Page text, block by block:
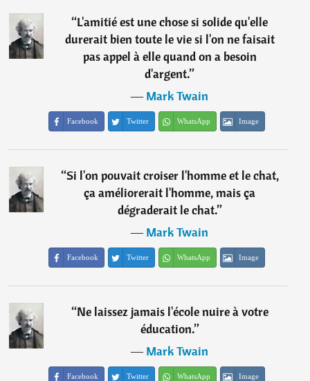
“L'amitié est une chose si solide qu'elle
durerait bien toute le vie si l'on ne faisait
pas appel à elle quand on a besoin
d'argent.”
―Mark Twain
Facebook Twitter WhatsApp Image
“Si l'on pouvait croiser l'homme et le chat,
ça améliorerait l'homme, mais ça
dégraderait le chat.”
―Mark Twain
Facebook Twitter WhatsApp Image
“Ne laissez jamais l'école nuire à votre
éducation.”
―Mark Twain
Facebook Twitter WhatsApp Image